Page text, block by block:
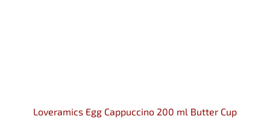
Loveramics Egg Cappuccino 200 ml Butter Cup